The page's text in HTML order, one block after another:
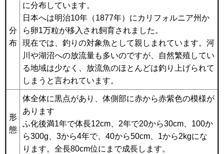
分
布
に分布しています。
日本へは明治10年（1877年）にカリフォルニア州か
ら卵1万粒が移入され飼育されました。
現在では、釣りの対象魚として親しまれています。河
川や湖沼への放流量も多いのですが、自然繁殖してい
る地域は少なく、放流魚のほとんどは釣り上げられて
しまうと言われています。
形
態
体全体に黒点があり、体側部に赤から赤紫色の模様が
あります
ふ化後満1年で体長12cm、2年で20から30cm、100か
ら300g、3から4年で、40から50cm、1から2kgにな
ります。全長80cm位にまで成長します。